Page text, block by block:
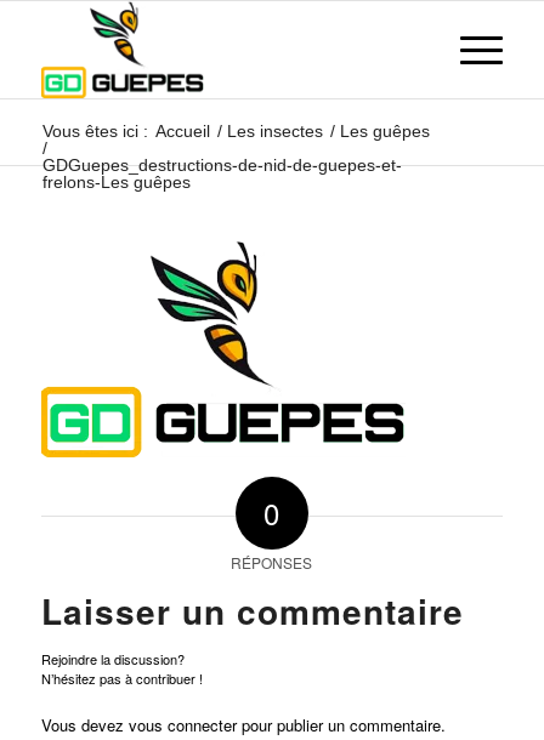
Vous êtes ici : Accueil / Les insectes / Les guêpes
/
GDGuepes_destructions-de-nid-de-guepes-et-
frelons-Les guêpes
0
RÉPONSES
Laisser un commentaire
Rejoindre la discussion?
N’hésitez pas à contribuer !
Vous devez vous connecterpour publier un commentaire.